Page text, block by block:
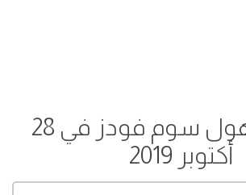
عروض هول سوم فودز في 28
أكتوبر 2019